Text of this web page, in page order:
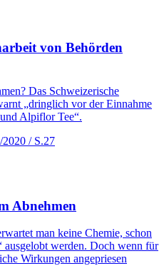
von Behörden
Das Schweizerische
„dringlich vor der Einnahme
Alpiflor Tee“.
2020 / S.27
Abnehmen
man keine Chemie, schon
ausgelobt werden. Doch wenn für
­Wirkungen angepriesen